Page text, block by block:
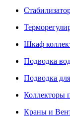
Шкаф
Подводка
Подводка
Коллекторы
Краны и